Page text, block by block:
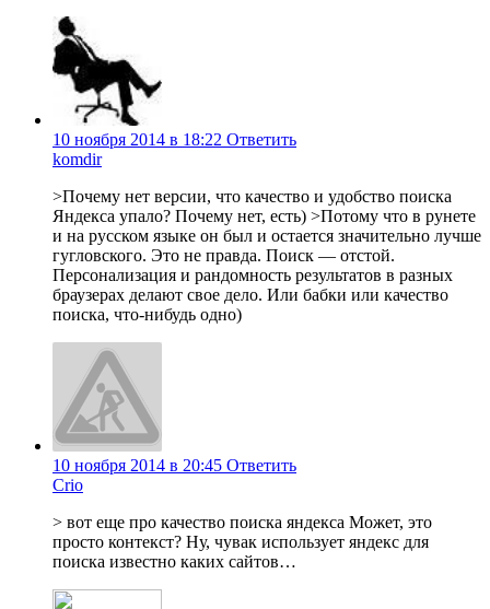
10 ноября 2014 в 18:22 Ответить
komdir
>Почему нет версии, что качество и удобство поиска
Яндекса упало? Почему нет, есть) >Потому что в рунете
и на русском языке он был и остается значительно лучше
гугловского. Это не правда. Поиск — отстой.
Персонализация и рандомность результатов в разных
браузерах делают свое дело. Или бабки или качество
поиска, что-нибудь одно)
10 ноября 2014 в 20:45 Ответить
Crio
> вот еще про качество поиска яндекса Может, это
просто контекст? Ну, чувак использует яндекс для
поиска известно каких сайтов…